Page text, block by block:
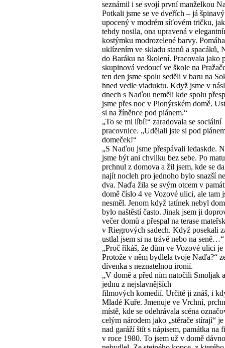
seznámil i se svojí první manželkou
Potkali jsme se ve dveřích – já
upocený v modrém síťovém tričku,
tehdy nosila, ona upravená v
kostýmku modrozelené barvy.
uklízením ve skladu stanů a spacáků,
do Baráku na školení. Pracovala jako
skupinová vedoucí ve škole na
ten den jsme spolu seděli v baru na
hned vedle viaduktu. Když jsme v
dnech s Naďou neměli kde spolu
jsme přes noc v Pionýrském domě.
si na žíněnce pod piánem.“
„To se mi líbí!“ zaradovala se sociální
pracovnice. „Udělali jste si pod
domeček!“
„S Naďou jsme přespávali ledaskde.
jsme být ani chvilku bez sebe. Po
prchnul z domova a žil jsem, kde se
najít nocleh pro jednoho bylo snazší
dva. Naďa žila se svým otcem v
domě číslo 4 ve Vozové ulici, ale tam
nesměl. Jenom když tatínek nebyl
bylo naštěstí často. Jinak jsem ji
večer domů a přespal na terase
v Riegrových sadech. Když posekali
ustlal jsem si na trávě nebo na seně…“
„Proč říkáš, že dům ve Vozové ulici je
Protože v něm bydlela tvoje Naďa?“
dívenka s neznatelnou ironií.
„V domě a před ním natočili Smoljak
jednu z nejslavnějších
filmových komedií. Určitě ji znáš, i
Mladé Kuře. Jmenuje ve Vrchní,
místě, kde se odehrávala scéna
celým národem jako „stěrače stírají“ je
nad garáží štít s nápisem, památka na
v roce 1980. To jsem už v domě dávno